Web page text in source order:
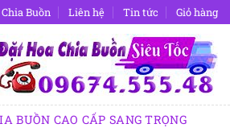
Buồn Liên hệ Tin tức Giỏ hàng
BUỒN CAO CẤP SANG TRỌNG